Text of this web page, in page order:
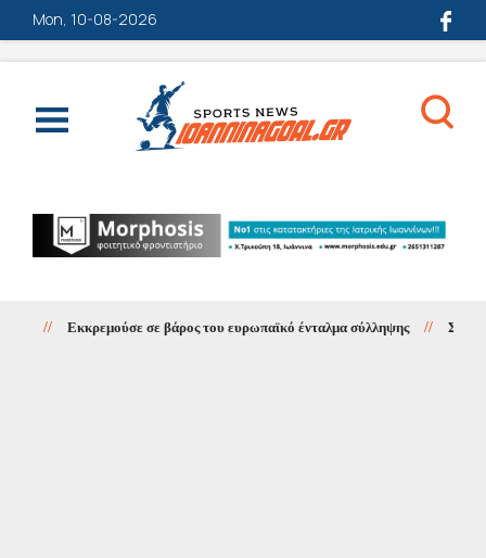
Mon, 10-08-2026
Εκκρεμούσε σε βάρος του ευρωπαϊκό ένταλμα σύλληψης // Σοβαρό